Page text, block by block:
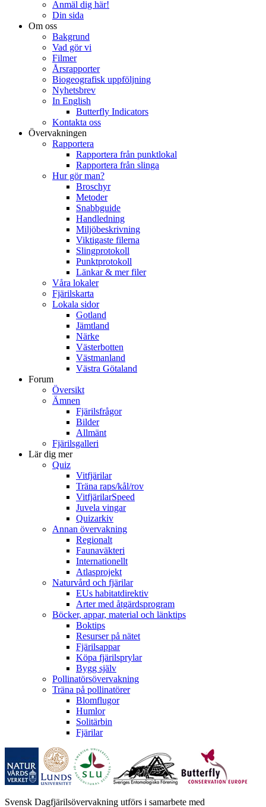
Anmäl dig här!
Din sida
Om oss
Bakgrund
Vad gör vi
Filmer
Årsrapporter
Biogeografisk uppföljning
Nyhetsbrev
In English
Butterfly Indicators
Kontakta oss
Övervakningen
Rapportera
Rapportera från punktlokal
Rapportera från slinga
Hur gör man?
Broschyr
Metoder
Snabbguide
Handledning
Miljöbeskrivning
Viktigaste filerna
Slingprotokoll
Punktprotokoll
Länkar & mer filer
Våra lokaler
Fjärilskarta
Lokala sidor
Gotland
Jämtland
Närke
Västerbotten
Västmanland
Västra Götaland
Forum
Översikt
Ämnen
Fjärilsfrågor
Bilder
Allmänt
Fjärilsgalleri
Lär dig mer
Quiz
Vitfjärilar
Träna raps/kål/rov
VitfjärilarSpeed
Juvela vingar
Quizarkiv
Annan övervakning
Regionalt
Faunaväkteri
Internationellt
Atlasprojekt
Naturvård och fjärilar
EUs habitatdirektiv
Arter med åtgärdsprogram
Böcker, appar, material och länktips
Boktips
Resurser på nätet
Fjärilsappar
Köpa fjärilsprylar
Bygg själv
Pollinatörsövervakning
Träna på pollinatörer
Blomflugor
Humlor
Solitärbin
Fjärilar
Svensk Dagfjärilsövervakning utförs i samarbete med